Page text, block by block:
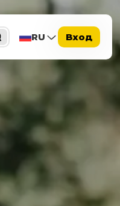
RU Вход